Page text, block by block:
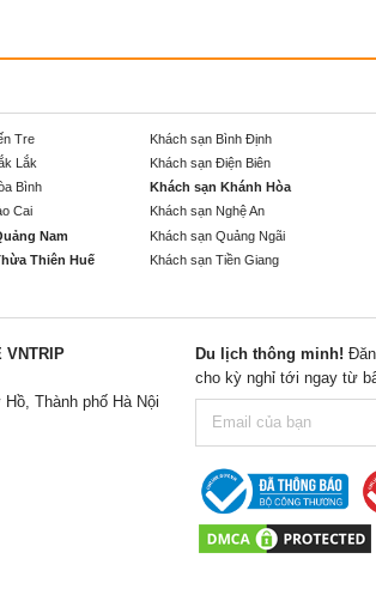
Tre Khách sạn Bình Định
Lắk Khách sạn Điện Biên
Bình Khách sạn Khánh Hòa
Cai Khách sạn Nghệ An
Nam Khách sạn Quảng Ngãi
Thiên Huế Khách sạn Tiền Giang
VNTRIP
Thành phố Hà Nội
Du lịch thông minh!
cho kỳ nghỉ tới ngay từ